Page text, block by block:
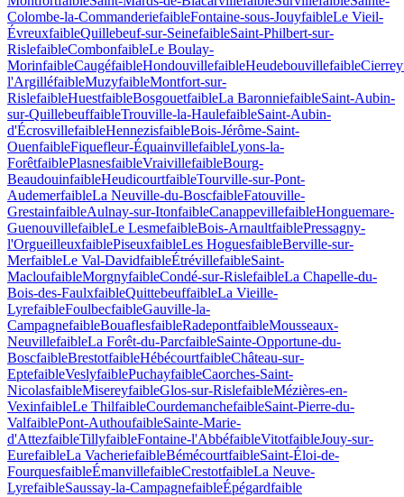
Colombe-la-CommanderiefaibleFontaine-sous-JouyfaibleLe Vieil-
ÉvreuxfaibleQuillebeuf-sur-SeinefaibleSaint-Philbert-sur-
RislefaibleCombonfaibleLe Boulay-
MorinfaibleCaugéfaibleHondouvillefaibleHeudebouvillefaibleCierrey
l'ArgilléfaibleMuzyfaibleMontfort-sur-
RislefaibleHuestfaibleBosgouetfaibleLa BaronniefaibleSaint-Aubin-
sur-QuillebeuffaibleTrouville-la-HaulefaibleSaint-Aubin-
d'ÉcrosvillefaibleHennezisfaibleBois-Jérôme-Saint-
OuenfaibleFiquefleur-ÉquainvillefaibleLyons-la-
ForêtfaiblePlasnesfaibleVraivillefaibleBourg-
BeaudouinfaibleHeudicourtfaibleTourville-sur-Pont-
AudemerfaibleLa Neuville-du-BoscfaibleFatouville-
GrestainfaibleAulnay-sur-ItonfaibleCanappevillefaibleHonguemare-
GuenouvillefaibleLe LesmefaibleBois-ArnaultfaiblePressagny-
l'OrgueilleuxfaiblePiseuxfaibleLes HoguesfaibleBerville-sur-
MerfaibleLe Val-DavidfaibleÉtrévillefaibleSaint-
MacloufaibleMorgnyfaibleCondé-sur-RislefaibleLa Chapelle-du-
Bois-des-FaulxfaibleQuittebeuffaibleLa Vieille-
LyrefaibleFoulbecfaibleGauville-la-
CampagnefaibleBouaflesfaibleRadepontfaibleMousseaux-
NeuvillefaibleLa Forêt-du-ParcfaibleSainte-Opportune-du-
BoscfaibleBrestotfaibleHébécourtfaibleChâteau-sur-
EptefaibleVeslyfaiblePuchayfaibleCaorches-Saint-
NicolasfaibleMisereyfaibleGlos-sur-RislefaibleMézières-en-
VexinfaibleLe ThilfaibleCourdemanchefaibleSaint-Pierre-du-
ValfaiblePont-AuthoufaibleSainte-Marie-
d'AttezfaibleTillyfaibleFontaine-l'AbbéfaibleVitotfaibleJouy-sur-
EurefaibleLa VacheriefaibleBémécourtfaibleSaint-Éloi-de-
FourquesfaibleÉmanvillefaibleCrestotfaibleLa Neuve-
LyrefaibleSaussay-la-CampagnefaibleÉpégardfaible